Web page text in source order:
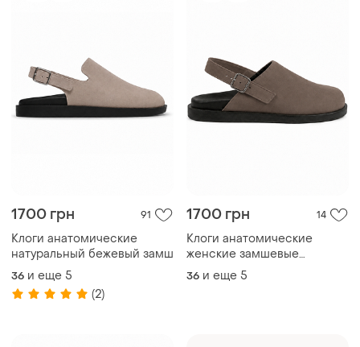
1700 грн 91
Клоги анатомические
натуральный бежевый замш
36 и еще 5
(2)
1700 грн 14
Клоги анатомические
женские замшевые
темный-бежевый
36 и еще 5